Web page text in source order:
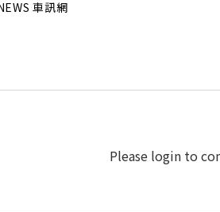
車訊網
Please login to